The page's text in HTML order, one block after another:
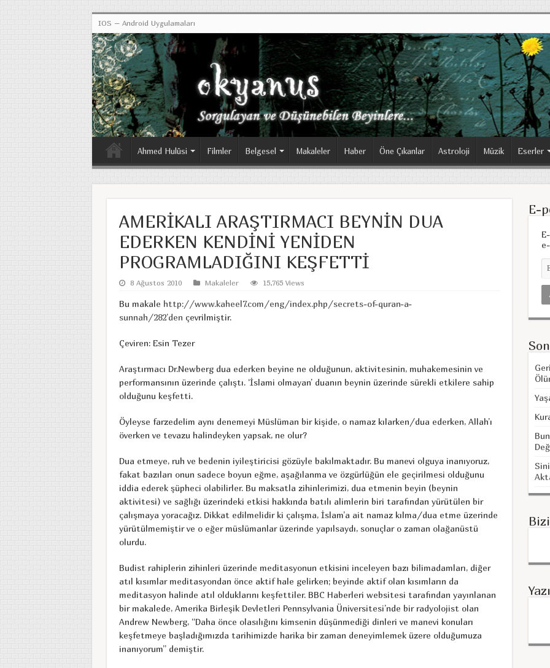
IOS – Android Uygulamaları
Ahmed Hulûsi Filmler Belgesel Makaleler Haber Öne Çıkanlar Astroloji Müzik Eserler
AMERİKALI ARAŞTIRMACI BEYNİN DUA
EDERKEN KENDİNİ YENİDEN
PROGRAMLADIĞINI KEŞFETTİ
8 Ağustos 2010 Makaleler 15,765 Views
Bu makale http://www.kaheel7.com/eng/index.php/secrets-of-quran-a-
sunnah/282’den çevrilmiştir.
Çeviren: Esin Tezer
Araştırmacı Dr.Newberg dua ederken beyine ne olduğunun, aktivitesinin, muhakemesinin ve
performansının üzerinde çalıştı. ‘İslami olmayan’ duanın beynin üzerinde sürekli etkilere sahip
olduğunu keşfetti.
Öyleyse farzedelim aynı denemeyi Müslüman bir kişide, o namaz kılarken/dua ederken, Allah’ı
överken ve tevazu halindeyken yapsak, ne olur?
Dua etmeye, ruh ve bedenin iyileştiricisi gözüyle bakılmaktadır. Bu manevi olguya inanıyoruz,
fakat bazıları onun sadece boyun eğme, aşağılanma ve özgürlüğün ele geçirilmesi olduğunu
iddia ederek şüpheci olabilirler. Bu maksatla zihinlerimizi, dua etmenin beyin (beynin
aktivitesi) ve sağlığı üzerindeki etkisi hakkında batılı alimlerin biri tarafından yürütülen bir
çalışmaya yoracağız. Dikkat edilmelidir ki çalışma, İslam’a ait namaz kılma/dua etme üzerinde
yürütülmemiştir ve o eğer müslümanlar üzerinde yapılsaydı, sonuçlar o zaman olağanüstü
olurdu.
Budist rahiplerin zihinleri üzerinde meditasyonun etkisini inceleyen bazı bilimadamları, diğer
atıl kısımlar meditasyondan önce aktif hale gelirken; beyinde aktif olan kısımların da
meditasyon halinde atıl olduklarını keşfettiler. BBC Haberleri websitesi tarafından yayınlanan
bir makalede, Amerika Birleşik Devletleri Pennsylvania Üniversitesi’nde bir radyolojist olan
Andrew Newberg, “Daha önce olasılığını kimsenin düşünmediği dinleri ve manevi konuları
keşfetmeye başladığımızda tarihimizde harika bir zaman deneyimlemek üzere olduğumuza
inanıyorum’’ demiştir.
E-
Yazı